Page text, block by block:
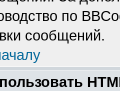
по
сообщений.